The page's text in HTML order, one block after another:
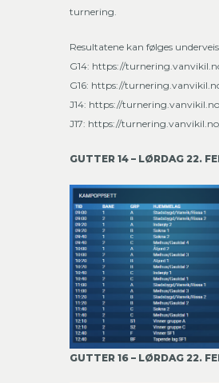
turnering.
Resultatene kan følges
G14: https://
G16: https://
J14: https://
J17: https://
GUTTER 14 – LØRDAG 22.
GUTTER 16 – LØRDAG 22.